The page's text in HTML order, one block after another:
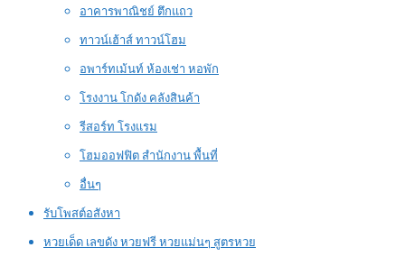
อาคารพาณิชย์ ตึกแถว
ทาวน์เฮ้าส์ ทาวน์โฮม
อพาร์ทเม้นท์ ห้องเช่า หอพัก
โรงงาน โกดัง คลังสินค้า
รีสอร์ท โรงแรม
โฮมออฟฟิต สำนักงาน พื้นที่
อื่นๆ
รับโพสต์อสังหา
หวยเด็ด เลขดัง หวยฟรี หวยแม่นๆ สูตรหวย